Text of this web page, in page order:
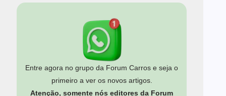
Entre agora no grupo da Forum Carros e seja o
primeiro a ver os novos artigos.
Atenção, somente nós editores da Forum